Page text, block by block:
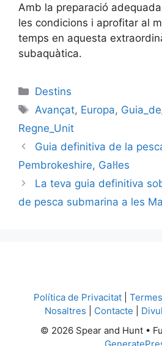
Amb la preparació
les condicions i aprofitar al
temps en aquesta
subaquàtica.
Categories
Destins
Etiquetes
Avançat, Europa,
Regne_Unit
Guia definitiva de la
Pembrokeshire, Gal·les
La teva guia definitiva
de pesca submarina a les
Política de Privacitat|
Nosaltres
Contacte
© 2026 Spear and Hunt •